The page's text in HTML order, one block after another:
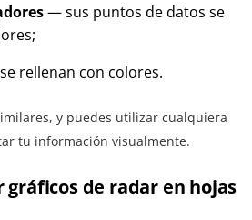
— sus puntos de datos se
rellenan con colores.
y puedes utilizar cualquiera
tu información visualmente.
de radar en hojas